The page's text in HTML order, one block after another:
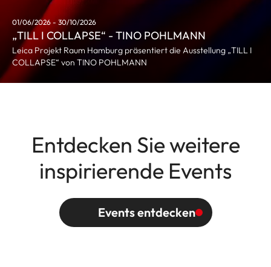
01/06/2026 - 30/10/2026
„TILL I COLLAPSE“ - TINO POHLMANN
Leica Projekt Raum Hamburg präsentiert die Ausstellung „TILL I
COLLAPSE“ von TINO POHLMANN
Entdecken Sie weitere
inspirierende Events
Events entdecken